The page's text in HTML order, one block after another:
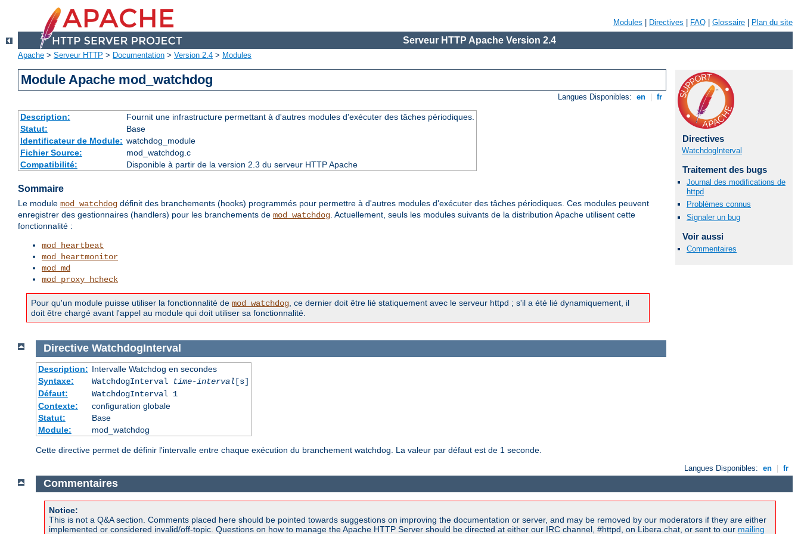
Modules Directives FAQ Glossaire Plan du site
Serveur HTTP Apache Version 2.4
Apache > Serveur HTTP > Documentation > Version 2.4 > Modules
Module Apache mod_watchdog
Langues Disponibles: en fr
Description:
Fournit une infrastructure permettant à d'autres modules d'exécuter des tâches périodiques.
Statut:
Base
Identificateur de Module: watchdog_module
Fichier Source:
mod_watchdog.c
Compatibilité:
Disponible à partir de la version 2.3 du serveur HTTP Apache
Sommaire
Le module mod_watchdog définit des branchements (hooks) programmés pour permettre à d'autres modules d'exécuter des tâches périodiques. Ces modules peuvent
enregistrer des gestionnaires (handlers) pour les branchements de mod_watchdog. Actuellement, seuls les modules suivants de la distribution Apache utilisent cette
fonctionnalité :
mod_heartbeat
mod_heartmonitor
mod_md
mod_proxy_hcheck
Pour qu'un module puisse utiliser la fonctionnalité de mod_watchdog, ce dernier doit être lié statiquement avec le serveur httpd ; s'il a été lié dynamiquement, il
doit être chargé avant l'appel au module qui doit utiliser sa fonctionnalité.
Directives
WatchdogInterval
Traitement des bugs
Journal des modifications de
httpd
Problèmes connus
Signaler un bug
Voir aussi
Commentaires
Directive WatchdogInterval
Description: Intervalle Watchdog en secondes
Syntaxe:
WatchdogInterval time-interval [s]
Défaut:
WatchdogInterval 1
Contexte:
configuration globale
Statut:
Base
Module:
mod_watchdog
Cette directive permet de définir l'intervalle entre chaque exécution du branchement watchdog. La valeur par défaut est de 1 seconde.
Langues Disponibles: en fr
Commentaires
Notice:
This is not a Q&A section. Comments placed here should be pointed towards suggestions on improving the documentation or server, and may be removed by our moderators if they are either
implemented or considered invalid/off-topic. Questions on how to manage the Apache HTTP Server should be directed at either our IRC channel, #httpd, on Libera.chat, or sent to our mailing